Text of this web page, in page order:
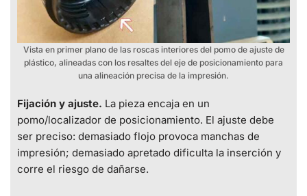
Vista en primer plano de las roscas interiores del pomo de ajuste de
plástico, alineadas con los resaltes del eje de posicionamiento para
una alineación precisa de la impresión.
Fijación y ajuste. La pieza encaja en un
pomo/localizador de posicionamiento. El ajuste debe
ser preciso: demasiado flojo provoca manchas de
impresión; demasiado apretado dificulta la inserción y
corre el riesgo de dañarse.